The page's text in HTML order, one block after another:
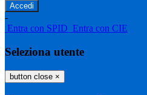
-
Entra con SPID Entra con CIE
Seleziona utente
button close ×